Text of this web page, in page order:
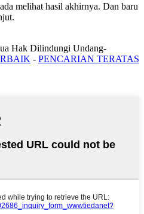
melihat hasil akhirnya. Dan baru
Hak Dilindungi Undang-
- PENCARIAN TERATAS